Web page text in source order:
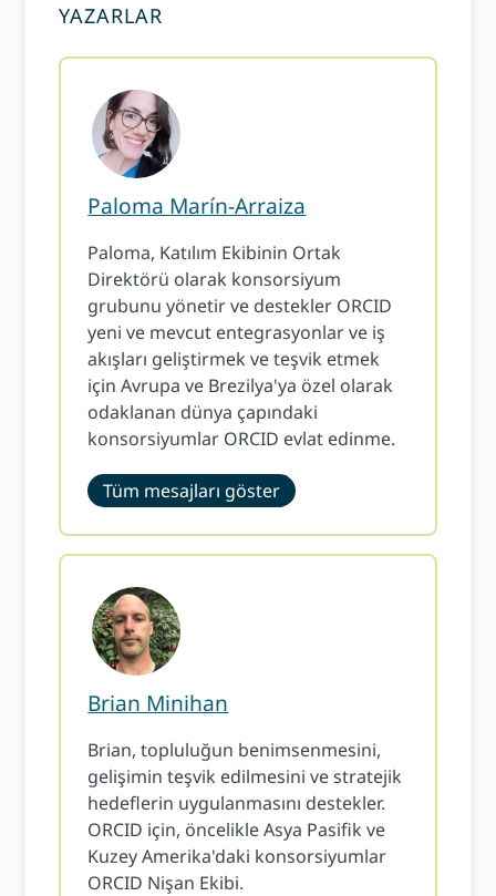
YAZARLAR
Paloma Marín-Arraiza
Paloma, Katılım Ekibinin Ortak
Direktörü olarak konsorsiyum
grubunu yönetir ve destekler ORCID
yeni ve mevcut entegrasyonlar ve iş
akışları geliştirmek ve teşvik etmek
için Avrupa ve Brezilya'ya özel olarak
odaklanan dünya çapındaki
konsorsiyumlar ORCID evlat edinme.
Tüm mesajları göster
Brian Minihan
Brian, topluluğun benimsenmesini,
gelişimin teşvik edilmesini ve stratejik
hedeflerin uygulanmasını destekler.
ORCID için, öncelikle Asya Pasifik ve
Kuzey Amerika'daki konsorsiyumlar
ORCID Nişan Ekibi.